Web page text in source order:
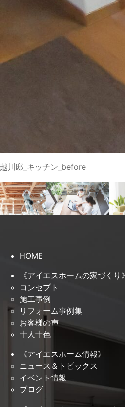
越川邸_キッチン_before
HOME
《アイエスホームの家づくり》
コンセプト
施工事例
リフォーム事例集
お客様の声
十人十色
《アイエスホーム情報》
ニュース＆トピックス
イベント情報
ブログ